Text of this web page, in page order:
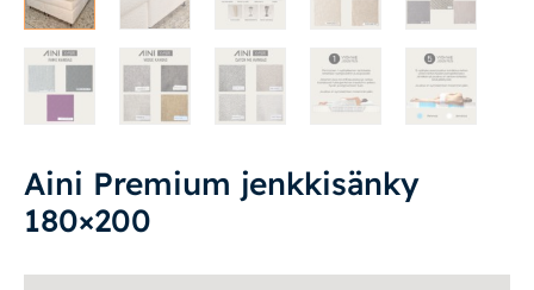
Yöpöydät
Lapsille
Pöydät ja tuolit
Säilytys
Aini Premium jenkkisänky
180×200